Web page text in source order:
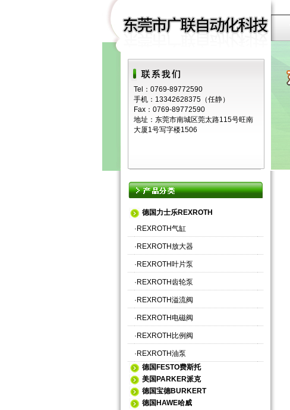
Tel：0769-89772590
手机：13342628375（任静）
Fax：0769-89772590
地址：东莞市南城区莞太路115号旺南
大厦1号写字楼1506
德国力士乐REXROTH
· REXROTH气缸
· REXROTH放大器
· REXROTH叶片泵
· REXROTH齿轮泵
· REXROTH溢流阀
· REXROTH电磁阀
· REXROTH比例阀
· REXROTH油泵
德国FESTO费斯托
美国PARKER派克
德国宝德BURKERT
德国HAWE哈威